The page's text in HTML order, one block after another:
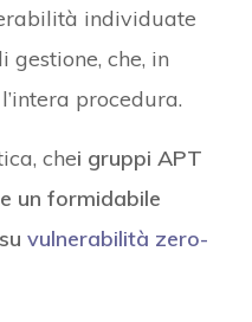
individuate
gestione, che, in
procedura.
chei gruppi APT
un formidabile
vulnerabilità zero-